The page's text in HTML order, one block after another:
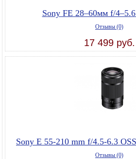
Sony FE 28–60мм f/
Отзывы (0)
17 499 руб.
Sony E 55-210 mm f/4.5-6.3
Отзывы (0)